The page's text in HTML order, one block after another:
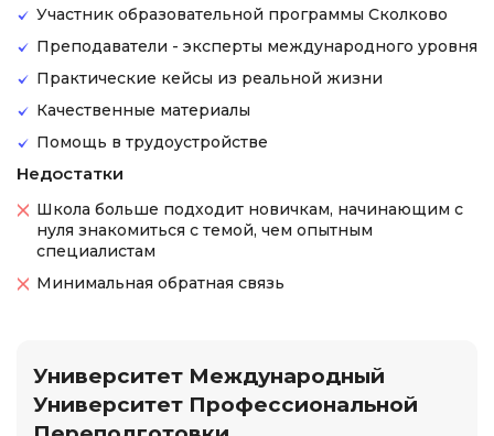
Участник образовательной программы Сколково
Преподаватели - эксперты международного уровня
Практические кейсы из реальной жизни
Качественные материалы
Помощь в трудоустройстве
Недостатки
Школа больше подходит новичкам, начинающим с
нуля знакомиться с темой, чем опытным
специалистам
Минимальная обратная связь
Университет Международный
Университет Профессиональной